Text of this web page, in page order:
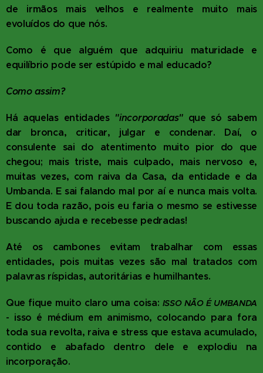
de irmãos mais velhos e realmente muito mais
evoluídos do que nós.
Como é que alguém que adquiriu maturidade e
equilíbrio pode ser estúpido e mal educado?
Como assim?
Há aquelas entidades "incorporadas"que só sabem
dar bronca, criticar, julgar e condenar. Daí, o
consulente sai do atentimento muito pior do que
chegou; mais triste, mais culpado, mais nervoso e,
muitas vezes, com raiva da Casa, da entidade e da
Umbanda. E sai falando mal por aí e nunca mais volta.
E dou toda razão, pois eu faria o mesmo se estivesse
buscando ajuda e recebesse pedradas!
Até os cambones evitam trabalhar com essas
entidades, pois muitas vezes são mal tratados com
palavras ríspidas, autoritárias e humilhantes.
Que fique muito claro uma coisa: ISSO NÃO É UMBANDA
- isso é médium em animismo, colocando para fora
toda sua revolta, raiva e stress que estava acumulado,
contido e abafado dentro dele e explodiu na
incorporação.